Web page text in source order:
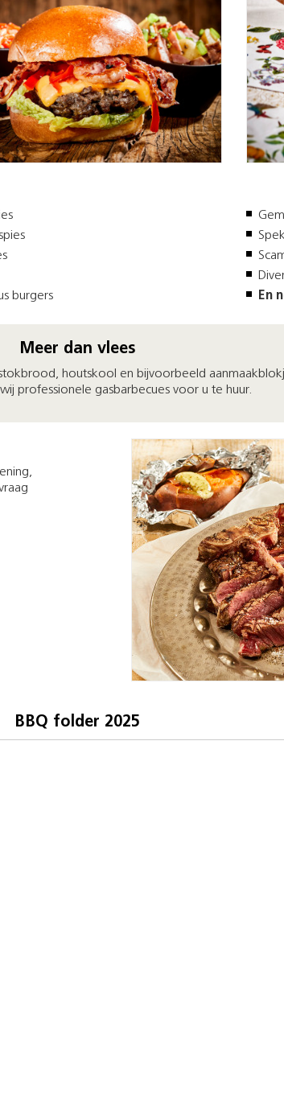
burgers
En
Meer dan vlees
houtskool en bijvoorbeeld
professionele gasbarbecues voor u te huur.
BBQ folder 2025